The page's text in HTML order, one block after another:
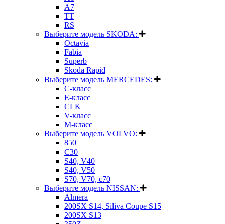
A7
TT
RS
Выберите модель SKODA:
Octavia
Fabia
Superb
Skoda Rapid
Выберите модель MERCEDES:
C-класс
E-класс
CLK
V-класс
M-класс
Выберите модель VOLVO:
850
C30
S40, V40
S40, V50
S70, V70, c70
Выберите модель NISSAN:
Almera
200SX S14, Siliva Coupe S15
200SX S13